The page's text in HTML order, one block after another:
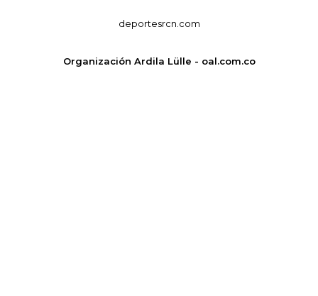
deportesrcn.com
Organización Ardila Lülle - oal.com.co